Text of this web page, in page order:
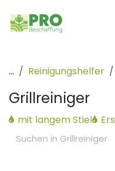
... Reinigungshelfer
Grillreiniger
mit langem Stiel